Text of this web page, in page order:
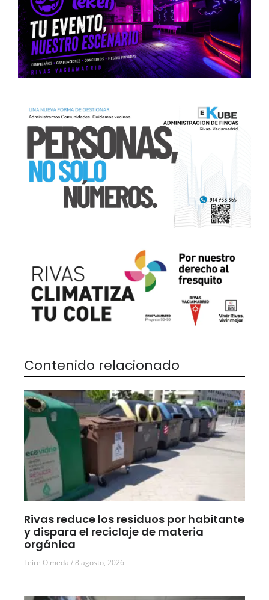
Contenido relacionado
Rivas reduce los residuos por habitante
y dispara el reciclaje de materia
orgánica
Leire Olmeda 8 agosto, 2026